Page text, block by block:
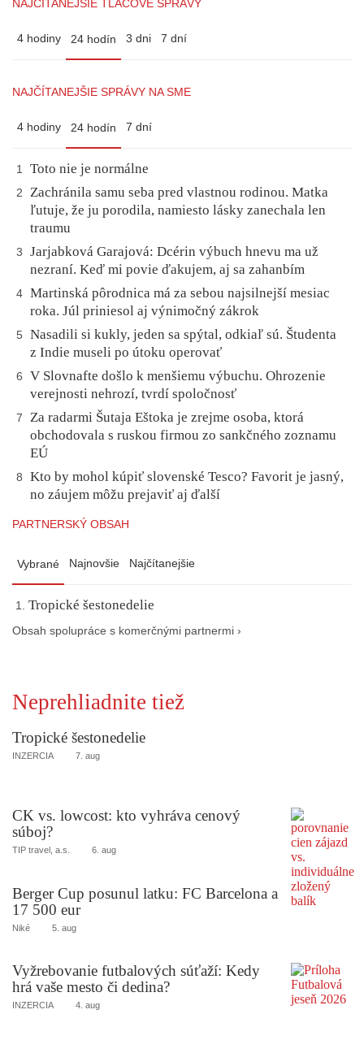
NAJČÍTANEJŠIE TLAČOVÉ SPRÁVY
4 hodiny 24 hodín 3 dni 7 dní
NAJČÍTANEJŠIE SPRÁVY NA SME
4 hodiny 24 hodín 7 dní
1 Toto nie je normálne
2
Zachránila samu seba pred vlastnou rodinou. Matka
ľutuje, že ju porodila, namiesto lásky zanechala len
traumu
3
Jarjabková Garajová: Dcérin výbuch hnevu ma už
nezraní. Keď mi povie ďakujem, aj sa zahanbím
4 Martinská pôrodnica má za sebou najsilnejší mesiac
roka. Júl priniesol aj výnimočný zákrok
5
Nasadili si kukly, jeden sa spýtal, odkiaľ sú. Študenta
z Indie museli po útoku operovať
6
V Slovnafte došlo k menšiemu výbuchu. Ohrozenie
verejnosti nehrozí, tvrdí spoločnosť
7
Za radarmi Šutaja Eštoka je zrejme osoba, ktorá
obchodovala s ruskou firmou zo sankčného zoznamu
EÚ
8
Kto by mohol kúpiť slovenské Tesco? Favorit je jasný,
no záujem môžu prejaviť aj ďalší
PARTNERSKÝ OBSAH
Vybrané Najnovšie Najčítanejšie
Tropické šestonedelie
Obsah spolupráce s komerčnými partnermi ›
Neprehliadnite tiež
Tropické šestonedelie
INZERCIA 7. aug
CK vs. lowcost: kto vyhráva cenový
súboj?
TIP travel, a.s. 6. aug
Berger Cup posunul latku: FC Barcelona a
17 500 eur
Niké 5. aug
Vyžrebovanie futbalových súťaží: Kedy
hrá vaše mesto či dedina?
INZERCIA 4. aug